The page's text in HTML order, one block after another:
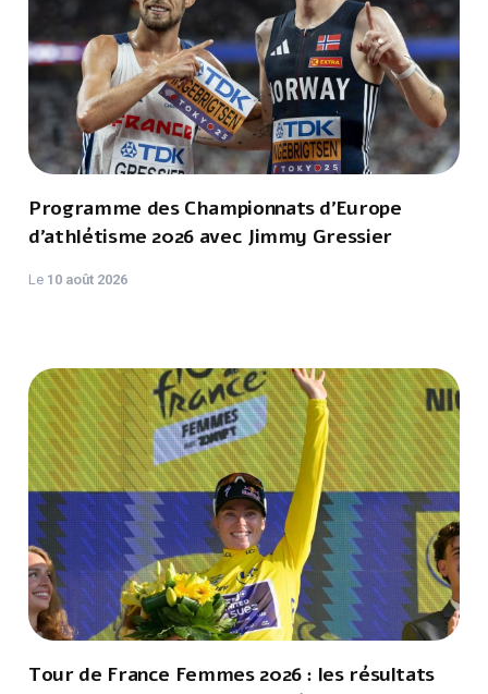
Programme des Championnats d’Europe
d’athlétisme 2026 avec Jimmy Gressier
Le 10 août 2026
Tour de France Femmes 2026 : les résultats